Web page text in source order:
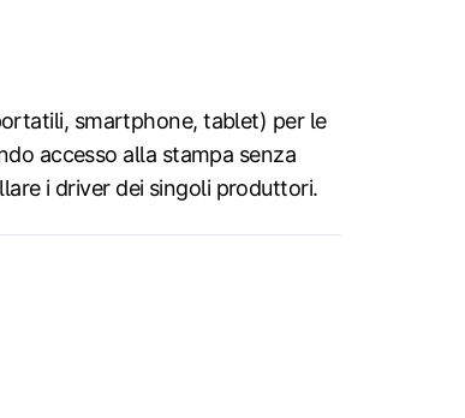
smartphone, tablet) per le
accesso alla stampa senza
i driver dei singoli produttori.